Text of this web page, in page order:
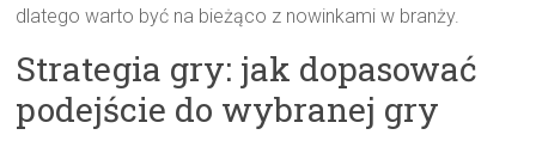
dlatego warto być na bieżąco z nowinkami w branży.
Strategia gry: jak dopasować
podejście do wybranej gry